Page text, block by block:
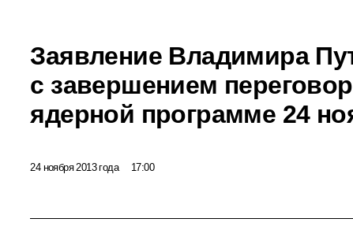
Заявление Владимира
с завершением
ядерной программе 24
24 ноября 2013 года 17:00